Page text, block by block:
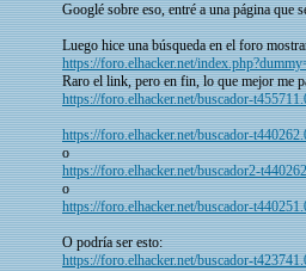
Googlé sobre eso, entré a una página que
Luego hice una búsqueda en el foro
https://foro.elhacker.net/
Raro el link, pero en fin, lo que mejor me
https://foro.elhacker.net/buscador-
https://foro.elhacker.net/buscador-
o
https://foro.elhacker.net/buscador2-
o
https://foro.elhacker.net/buscador-
O podría ser esto:
https://foro.elhacker.net/buscador-